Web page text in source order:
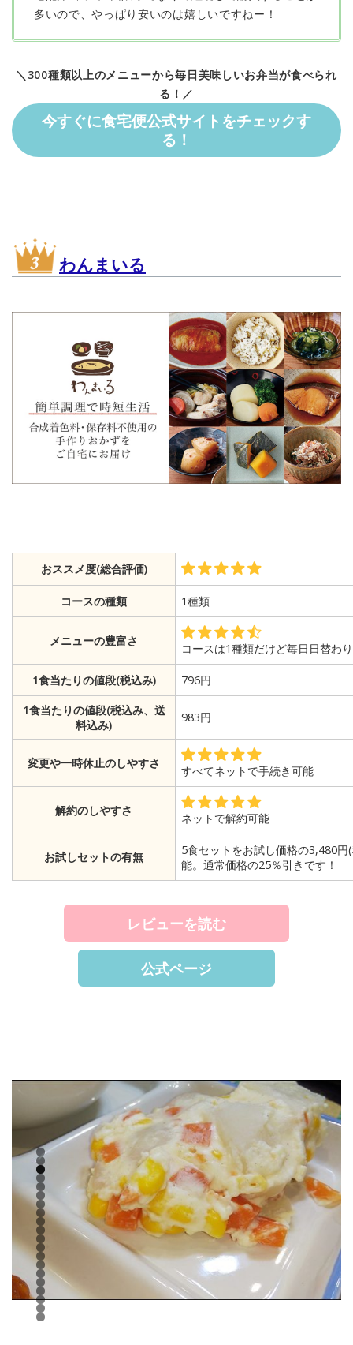
多いので、やっぱり安いのは嬉しいですねー！
＼300種類以上のメニューから毎日美味しいお弁当が食べられ
る！／
今すぐに食宅便公式サイトをチェックす
る！
わんまいる
おススメ度(総合評価)
コースの種類 1種類
メニューの豊富さ
コースは1種類だけど毎日日替わ
1食当たりの値段(税込み)
796円
1食当たりの値段(税込み、送
料込み)
983円
変更や一時休止のしやすさ
すべてネットで手続き可能
解約のしやすさ
ネットで解約可能
お試しセットの有無
5食セットをお試し価格の3,480
能。通常価格の25％引きです！
レビューを読む
公式ページ